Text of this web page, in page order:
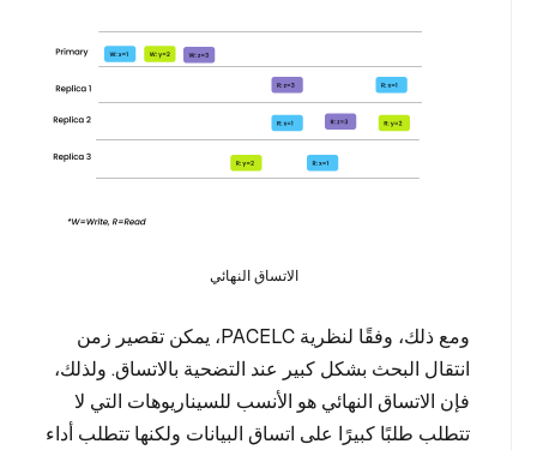
الاتساق النهائي
ومع ذلك، وفقًا لنظرية PACELC، يمكن تقصير زمن
انتقال البحث بشكل كبير عند التضحية بالاتساق. ولذلك،
فإن الاتساق النهائي هو الأنسب للسيناريوهات التي لا
تتطلب طلبًا كبيرًا على اتساق البيانات ولكنها تتطلب أداء